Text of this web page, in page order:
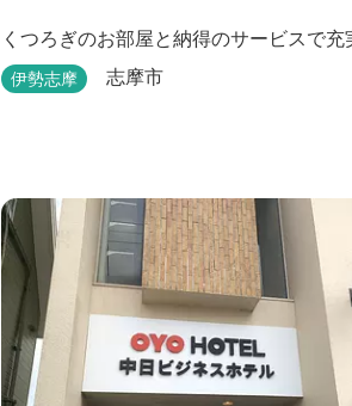
くつろぎのお部屋と納得のサービスで充
伊勢志摩 志摩市